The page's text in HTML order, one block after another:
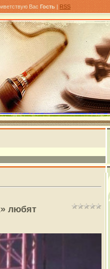
Вас Гость | RSS
любят